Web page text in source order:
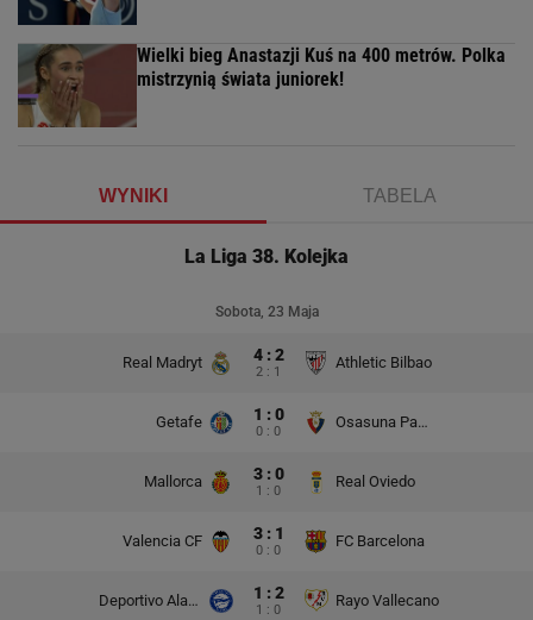
Wielki bieg Anastazji Kuś na 400 metrów. Polka
mistrzynią świata juniorek!
WYNIKI TABELA
La Liga 38. Kolejka
Sobota, 23 Maja
Real Madryt 4 : 2
2 : 1
Athletic Bilbao
Getafe 1 : 0
0 : 0
Osasuna Pampeluna
Mallorca 3 : 0
1 : 0
Real Oviedo
Valencia CF 3 : 1
0 : 0
FC Barcelona
Deportivo Alaves 1 : 2
1 : 0
Rayo Vallecano